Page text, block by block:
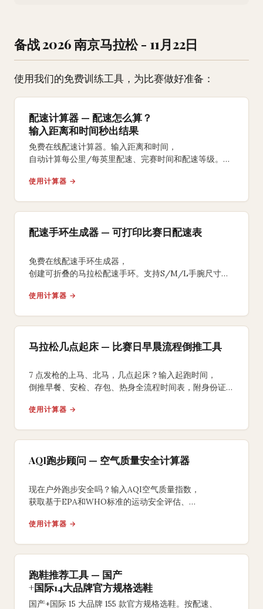
备战 2026 南京马拉松 - 11月22日
使用我们的免费训练工具，为比赛做好准备：
配速计算器 — 配速怎么算？
输入距离和时间秒出结果
免费在线配速计算器。输入距离和时间，
自动计算每公里/每英里配速、完赛时间和配速等级。
使用计算器 →
配速手环生成器 — 可打印比赛日配速表
免费在线配速手环生成器，
创建可折叠的马拉松配速手环。支持S/M/L手腕尺寸、
A4打印裁剪折叠即可佩戴比赛。
使用计算器 →
马拉松几点起床 — 比赛日早晨流程倒推工具
7 点发枪的上马、北马，几点起床？输入起跑时间，
倒推早餐、安检、存包、热身全流程时间表，附身份证、
使用计算器 →
AQI跑步顾问 — 空气质量安全计算器
现在户外跑步安全吗？输入AQI空气质量指数，
获取基于EPA和WHO标准的运动安全评估、
使用计算器 →
跑鞋推荐工具 — 国产
+国际14大品牌官方规格选鞋
国产+国际 15 大品牌 155 款官方规格选鞋。按配速、